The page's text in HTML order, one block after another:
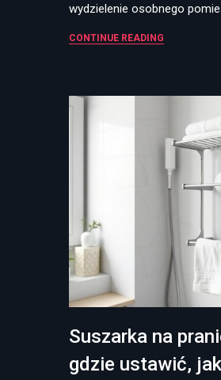
wydzielenie osobnego
CONTINUE READING
Suszarka na
gdzie ustawić,